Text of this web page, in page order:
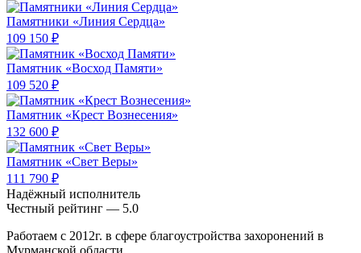
Памятники «Линия Сердца»
109 150 ₽
Памятник «Восход Памяти»
109 520 ₽
Памятник «Крест Вознесения»
132 600 ₽
Памятник «Свет Веры»
111 790 ₽
Надёжный исполнитель
Чеcтный рейтинг — 5.0
Работаем с 2012г. в сфере благоустройства захоронений в